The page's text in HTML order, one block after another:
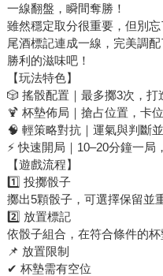
一線翻盤，瞬間奪勝！
雖然穩定取分很重要，但別
尾酒標記連成一線，完美調
勝利的滋味吧！
【玩法特色】
🎲 搖骰配置｜最多擲3次，打
🍹 杯墊佈局｜搶占位置，卡
🧠 輕策略對抗｜運氣與判斷
⚡ 快速開局｜10–20分鐘一局
【遊戲流程】
1️⃣ 投擲骰子
擲出5顆骰子，可選擇保留並
2️⃣ 放置標記
依骰子組合，在符合條件的杯
📌 放置限制
✔ 杯墊需有空位